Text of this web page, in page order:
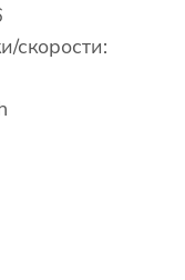
скорости: